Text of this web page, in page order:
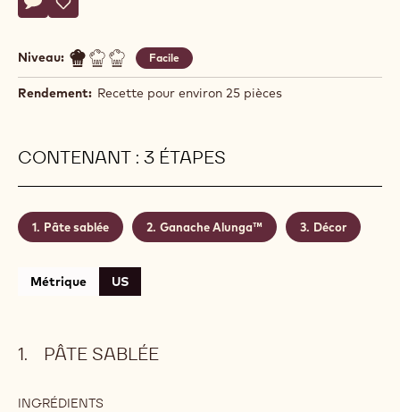
Écrire un commentaire
- Tartelette Alunga™
Sauvegarder
- Tartelette Alunga™
Niveau: Facile
Rendement: Recette pour environ 25 pièces
CONTENANT : 3 ÉTAPES
Pâte sablée Ganache Alunga™ Décor
Métrique US
PÂTE SABLÉE
INGRÉDIENTS